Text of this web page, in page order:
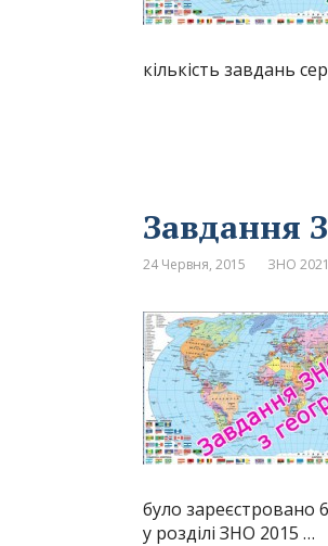
кількість завдань
Завдання
24 Червня, 2015 ЗНО
було зареєстровано
у розділі ЗНО 2015 …